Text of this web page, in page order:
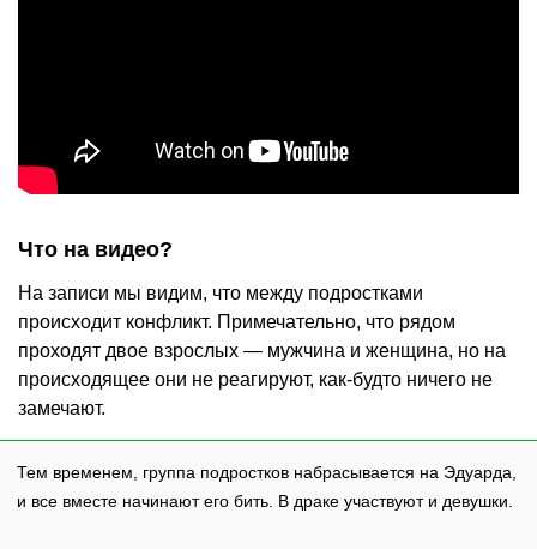
Что на видео?
На записи мы видим, что между подростками
происходит конфликт. Примечательно, что рядом
проходят двое взрослых — мужчина и женщина, но на
происходящее они не реагируют, как-будто ничего не
замечают.
Тем временем, группа подростков набрасывается на Эдуарда,
и все вместе начинают его бить. В драке участвуют и девушки.